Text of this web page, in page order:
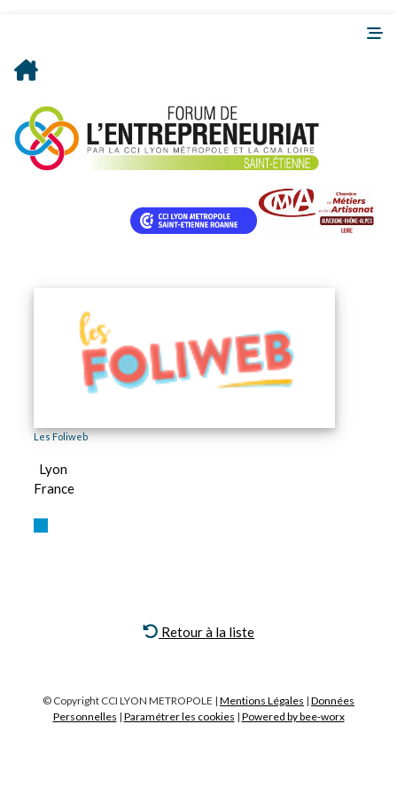
Les Foliweb
Lyon
France
Retour à la liste
© Copyright CCI LYON METROPOLE | Mentions Légales | Données
Personnelles | Paramétrer les cookies | Powered by bee-worx